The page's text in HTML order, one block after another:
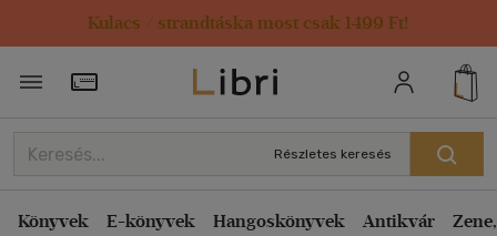
Kulacs / strandtáska most csak 1499 Ft!
Törzsvásárlói Kártya adatai
Részletes keresés
Könyvek E-könyvek Hangoskönyvek Antikvár